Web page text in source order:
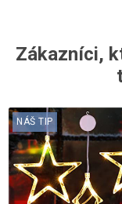
Zákazníci,
NÁŠ TIP